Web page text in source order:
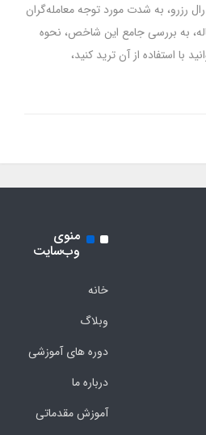
رزرو، به شدت مورد توجه معامله‌گران
به بررسی جامع این شاخص، نحوه
استفاده از آن ترید کنید،
منوی
وب‌سایت
خانه
وبلاگ
دوره های آموزشی
درباره ما
آموزش مقدماتی